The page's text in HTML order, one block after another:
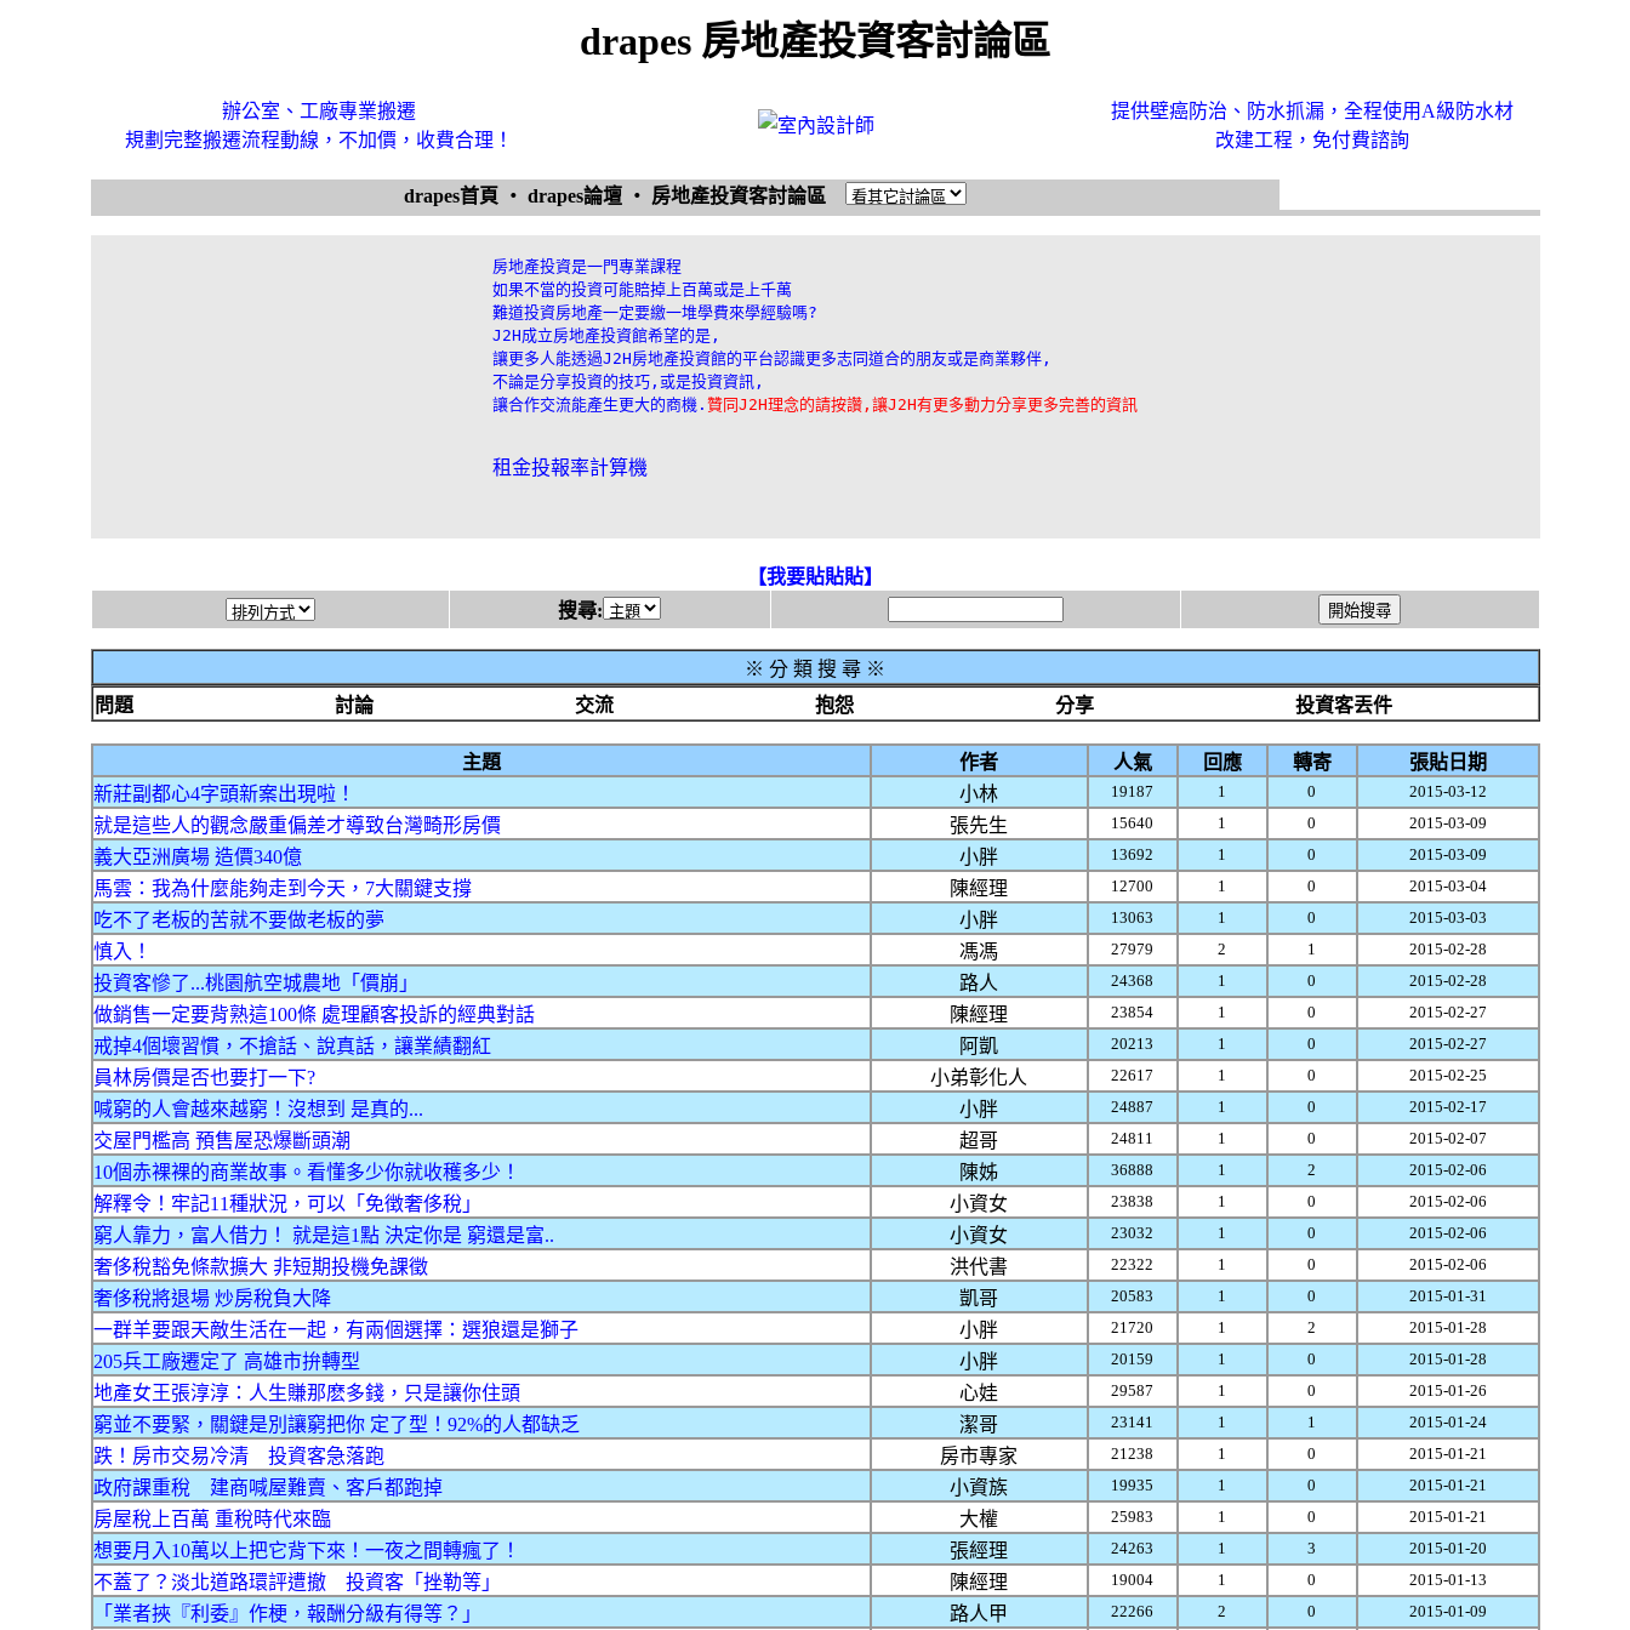
drapes 房地產投資客討論區
辦公室、工廠專業搬遷
規劃完整搬遷流程動線，不加價，收費合理！
提供壁癌防治、防水抓漏，全程使用A級防水材
改建工程，免付費諮詢
drapes首頁 ‧ drapes論壇 ‧ 房地產投資客討論區
房地產投資是一門專業課程
如果不當的投資可能賠掉上百萬或是上千萬
難道投資房地產一定要繳一堆學費來學經驗嗎?
J2H成立房地產投資館希望的是,
讓更多人能透過J2H房地產投資館的平台認識更多志同道合的朋友或是商業夥伴,
不論是分享投資的技巧,或是投資資訊,
讓合作交流能產生更大的商機. 贊同J2H理念的請按讚,讓J2H有更多動力分享更多完善的資訊
租金投報率計算機
【我要貼貼貼】
搜尋:
※ 分 類 搜 尋 ※
問題
討論 交流 抱怨 分享 投資客丟件
主題 作者 人氣 回應 轉寄
張貼日期
新莊副都心4字頭新案出現啦！
小林 19187 1 0 2015-03-12
就是這些人的觀念嚴重偏差才導致台灣畸形房價 張先生 15640 1 0 2015-03-09
義大亞洲廣場 造價340億 小胖 13692 1 0 2015-03-09
馬雲：我為什麼能夠走到今天，7大關鍵支撐 陳經理 12700 1 0 2015-03-04
吃不了老板的苦就不要做老板的夢 小胖 13063 1 0 2015-03-03
慎入！ 馮馮 27979 2 1 2015-02-28
投資客慘了...桃園航空城農地「價崩」 路人 24368 1 0 2015-02-28
做銷售一定要背熟這100條 處理顧客投訴的經典對話 陳經理 23854 1 0 2015-02-27
戒掉4個壞習慣，不搶話、說真話，讓業績翻紅 阿凱 20213 1 0 2015-02-27
員林房價是否也要打一下? 小弟彰化人 22617 1 0 2015-02-25
喊窮的人會越來越窮！沒想到 是真的... 小胖 24887 1 0 2015-02-17
交屋門檻高 預售屋恐爆斷頭潮 超哥 24811 1 0 2015-02-07
10個赤裸裸的商業故事。看懂多少你就收穫多少！ 陳姊 36888 1 2 2015-02-06
解釋令！牢記11種狀況，可以「免徴奢侈稅」 小資女 23838 1 0 2015-02-06
窮人靠力，富人借力！ 就是這1點 決定你是 窮還是富.. 小資女 23032 1 0 2015-02-06
奢侈稅豁免條款擴大 非短期投機免課徵 洪代書 22322 1 0 2015-02-06
奢侈稅將退場 炒房稅負大降 凱哥 20583 1 0 2015-01-31
一群羊要跟天敵生活在一起，有兩個選擇：選狼還是獅子 小胖 21720 1 2 2015-01-28
205兵工廠遷定了 高雄市拚轉型 小胖 20159 1 0 2015-01-28
地產女王張淳淳：人生賺那麽多錢，只是讓你住頭 心娃 29587 1 0 2015-01-26
窮並不要緊，關鍵是別讓窮把你 定了型！92%的人都缺乏 潔哥 23141 1 1 2015-01-24
跌！房市交易冷清 投資客急落跑 房市專家 21238 1 0 2015-01-21
政府課重稅 建商喊屋難賣、客戶都跑掉 小資族 19935 1 0 2015-01-21
房屋稅上百萬 重稅時代來臨 大權 25983 1 0 2015-01-21
想要月入10萬以上把它背下來！一夜之間轉瘋了！ 張經理 24263 1 3 2015-01-20
不蓋了？淡北道路環評遭撤 投資客「挫勒等」 陳經理 19004 1 0 2015-01-13
「業者挾『利委』作梗，報酬分級有得等？」 路人甲 22266 2 0 2015-01-09